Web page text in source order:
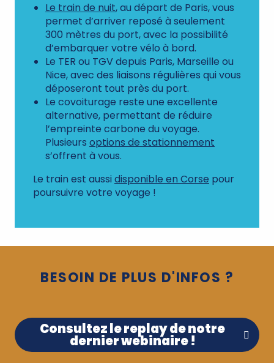
Le train de nuit, au départ de Paris, vous
permet d’arriver reposé à seulement
300 mètres du port, avec la possibilité
d’embarquer votre vélo à bord.
Le TER ou TGV depuis Paris, Marseille ou
Nice, avec des liaisons régulières qui vous
déposeront tout près du port.
Le covoiturage reste une excellente
alternative, permettant de réduire
l’empreinte carbone du voyage.
Plusieurs options de stationnement
s’offrent à vous.
Le train est aussi disponible en Corse pour
poursuivre votre voyage !
BESOIN DE PLUS D'INFOS ?
Consultez le replay de notre
dernier webinaire !